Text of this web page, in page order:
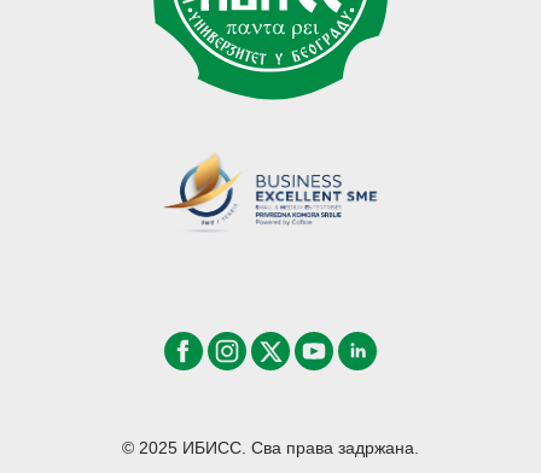
© 2025 ИБИСС. Сва права задржана.